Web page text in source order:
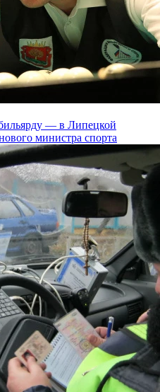
— в Липецкой
министра спорта